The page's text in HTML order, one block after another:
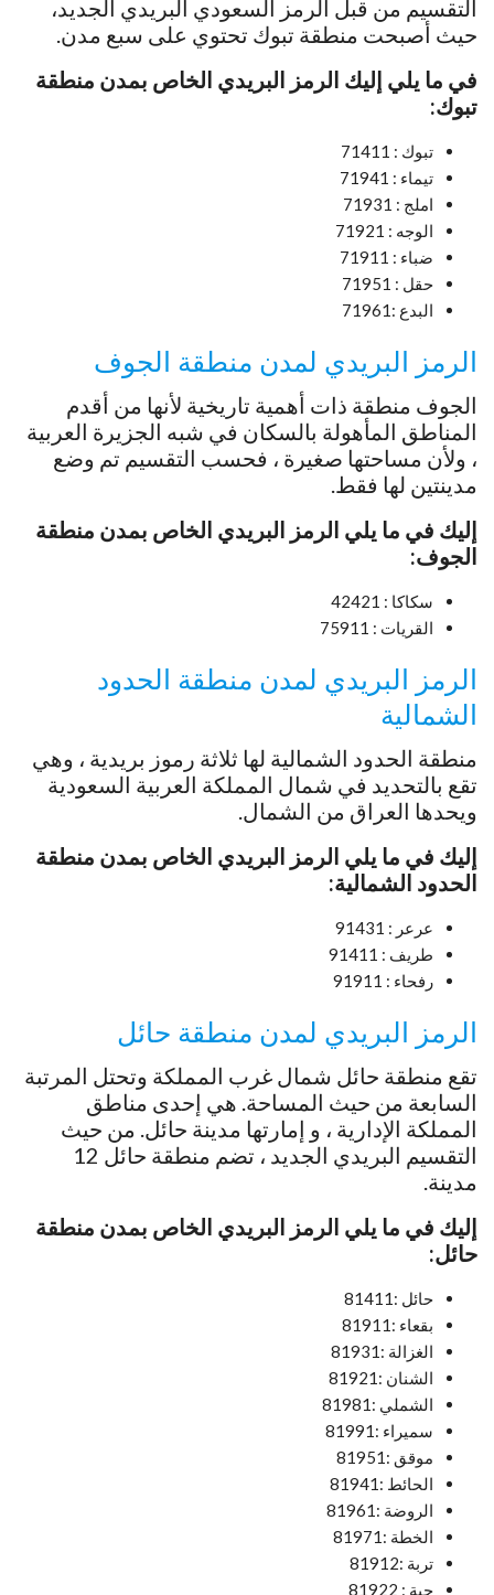
التقسيم من قبل الرمز السعودي البريدي الجديد،
حيث أصبحت منطقة تبوك تحتوي على سبع مدن.
في ما يلي إليك الرمز البريدي الخاص بمدن منطقة
تبوك:
تبوك : 71411
تيماء : 71941
املج : 71931
الوجه : 71921
ضباء : 71911
حقل : 71951
البدع :71961
الرمز البريدي لمدن منطقة الجوف
الجوف منطقة ذات أهمية تاريخية لأنها من أقدم
المناطق المأهولة بالسكان في شبه الجزيرة العربية
، ولأن مساحتها صغيرة ، فحسب التقسيم تم وضع
مدينتين لها فقط.
إليك في ما يلي الرمز البريدي الخاص بمدن منطقة
الجوف:
سكاكا : 42421
القريات : 75911
الرمز البريدي لمدن منطقة الحدود
الشمالية
منطقة الحدود الشمالية لها ثلاثة رموز بريدية ، وهي
تقع بالتحديد في شمال المملكة العربية السعودية
ويحدها العراق من الشمال.
إليك في ما يلي الرمز البريدي الخاص بمدن منطقة
الحدود الشمالية:
عرعر : 91431
طريف : 91411
رفحاء : 91911
الرمز البريدي لمدن منطقة حائل
تقع منطقة حائل شمال غرب المملكة وتحتل المرتبة
السابعة من حيث المساحة. هي إحدى مناطق
المملكة الإدارية ، و إمارتها مدينة حائل. من حيث
التقسيم البريدي الجديد ، تضم منطقة حائل 12
مدينة.
إليك في ما يلي الرمز البريدي الخاص بمدن منطقة
حائل:
حائل :81411
بقعاء :81911
الغزالة :81931
الشنان :81921
الشملي :81981
سميراء :81991
موقق :81951
الحائط :81941
الروضة :81961
الخطة :81971
تربة :81912
جبة : 81922